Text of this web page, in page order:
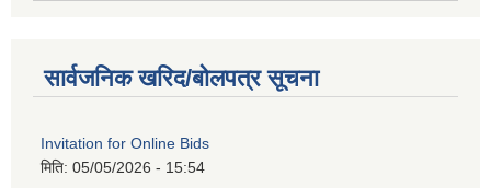
सार्वजनिक खरिद/बोलपत्र सूचना
Invitation for Online Bids
मिति: 05/05/2026 - 15:54